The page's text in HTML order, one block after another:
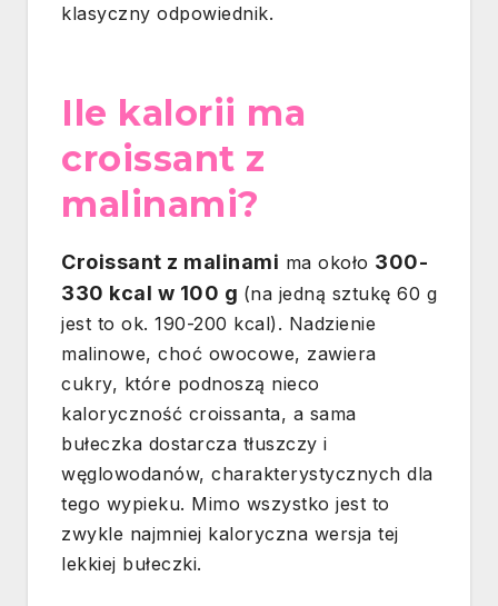
klasyczny odpowiednik.
Ile kalorii ma
croissant z
malinami?
Croissant z malinami ma około 300-
330 kcal w 100 g (na jedną sztukę 60 g
jest to ok. 190-200 kcal). Nadzienie
malinowe, choć owocowe, zawiera
cukry, które podnoszą nieco
kaloryczność croissanta, a sama
bułeczka dostarcza tłuszczy i
węglowodanów, charakterystycznych dla
tego wypieku. Mimo wszystko jest to
zwykle najmniej kaloryczna wersja tej
lekkiej bułeczki.